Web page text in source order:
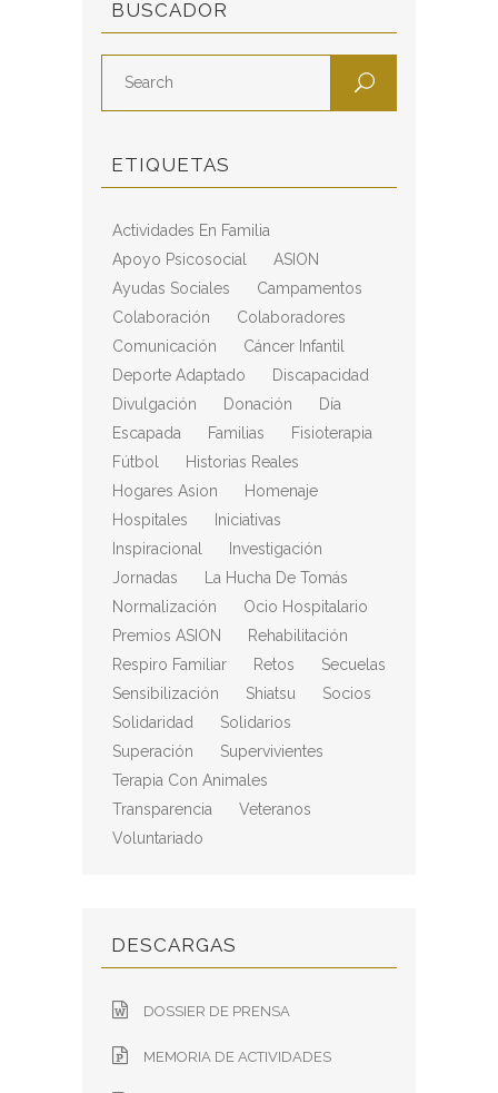
BUSCADOR
ETIQUETAS
Actividades En Familia
Apoyo Psicosocial
ASION
Ayudas Sociales
Campamentos
Colaboración
Colaboradores
Comunicación
Cáncer Infantil
Deporte Adaptado
Discapacidad
Divulgación
Donación
Día
Escapada
Familias
Fisioterapia
Fútbol
Historias Reales
Hogares Asion
Homenaje
Hospitales
Iniciativas
Inspiracional
Investigación
Jornadas
La Hucha De Tomás
Normalización
Ocio Hospitalario
Premios ASION
Rehabilitación
Respiro Familiar
Retos
Secuelas
Sensibilización
Shiatsu
Socios
Solidaridad
Solidarios
Superación
Supervivientes
Terapia Con Animales
Transparencia
Veteranos
Voluntariado
DESCARGAS
DOSSIER DE PRENSA
MEMORIA DE ACTIVIDADES